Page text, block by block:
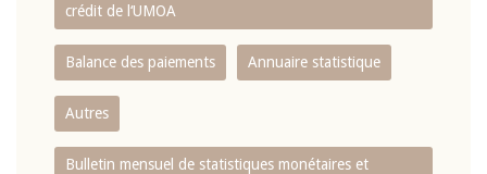
crédit de l‘UMOA
Balance des paiements Annuaire statistique
Autres
Bulletin mensuel de statistiques monétaires et